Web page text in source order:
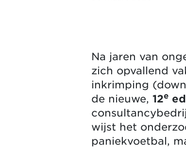
Na jaren van
zich opvallend
inkrimping
de nieuwe, 12e
wijst het
paniekvoetbal,